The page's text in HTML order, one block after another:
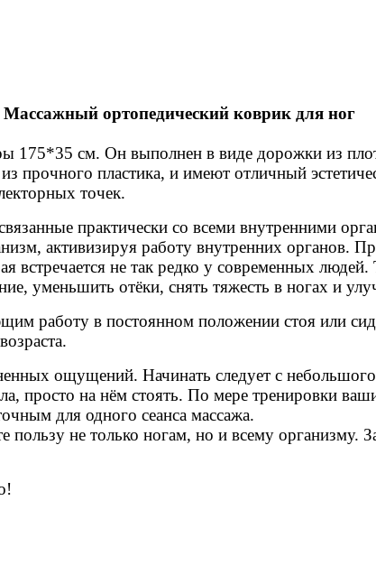
Массажный ортопедический коврик для ног
175*35 см. Он выполнен в виде дорожки из
прочного пластика, и имеют отличный
точек.
практически со всеми внутренними
активизируя работу внутренних органов.
встречается не так редко у современных
уменьшить отёки, снять тяжесть в ногах и
работу в постоянном положении стоя или
ощущений. Начинать следует с
просто на нём стоять. По мере тренировки
для одного сеанса массажа.
не только ногам, но и всему организму.